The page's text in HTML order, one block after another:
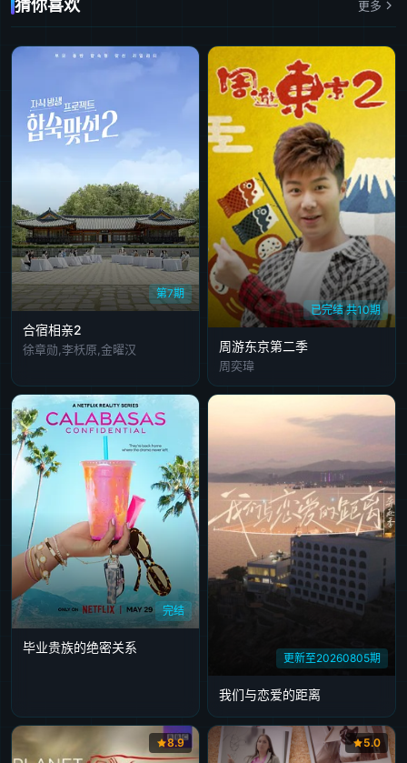
猜你喜欢 更多
第7期
合宿相亲2
徐章勋,李枖原,金曜汉
已完结 共10期
周游东京第二季
周奕瑋
完结
毕业贵族的绝密关系
更新至20260805期
我们与恋爱的距离
8.9 5.0